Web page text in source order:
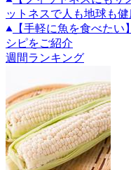
ットネスで人も地球も健
【手軽に魚を食べた
シピをご紹介
週間ランキング